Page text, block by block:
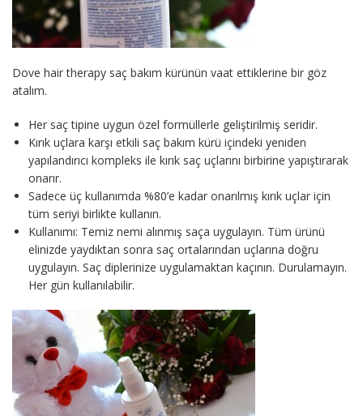
Dove hair therapy saç bakım kürünün vaat ettiklerine bir göz
atalım.
Her saç tipine uygun özel formüllerle geliştirilmiş seridir.
Kırık uçlara karşı etkili saç bakım kürü içindeki yeniden
yapılandırıcı kompleks ile kırık saç uçlarını birbirine yapıştırarak
onarır.
Sadece üç kullanımda %80’e kadar onarılmış kırık uçlar için
tüm seriyi birlikte kullanın.
Kullanımı: Temiz nemi alınmış saça uygulayın. Tüm ürünü
elinizde yaydıktan sonra saç ortalarından uçlarına doğru
uygulayın. Saç diplerinize uygulamaktan kaçının. Durulamayın.
Her gün kullanılabilir.